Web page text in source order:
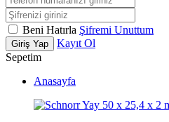
Beni Hatırla Şifremi Unuttum
Giriş Yap
Kayıt Ol
Sepetim
Anasayfa